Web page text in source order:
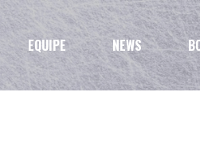
EQUIPE NEWS